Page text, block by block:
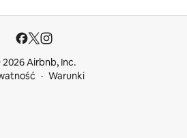
Airbnb, Inc.
Warunki